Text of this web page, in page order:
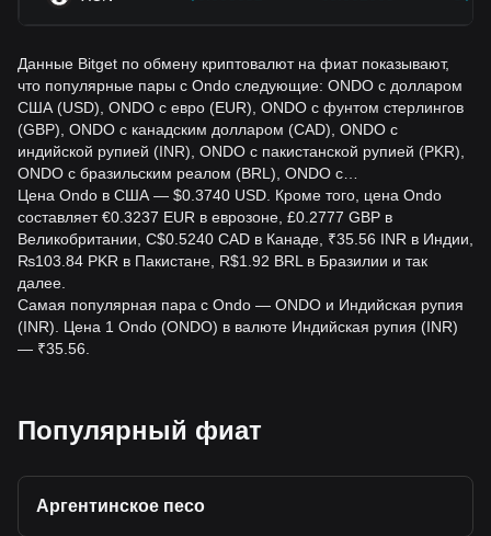
Данные Bitget по обмену криптовалют на фиат показывают,
что популярные пары с Ondo следующие: ONDO с долларом
США (USD), ONDO с евро (EUR), ONDO с фунтом стерлингов
(GBP), ONDO с канадским долларом (CAD), ONDO с
индийской рупией (INR), ONDO с пакистанской рупией (PKR),
ONDO с бразильским реалом (BRL), ONDO с…
Цена Ondo в США — $0.3740 USD. Кроме того, цена Ondo
составляет €0.3237 EUR в еврозоне, £0.2777 GBP в
Великобритании, C$0.5240 CAD в Канаде, ₹35.56 INR в Индии,
₨103.84 PKR в Пакистане, R$1.92 BRL в Бразилии и так
далее.
Самая популярная пара с Ondo — ONDO и Индийская рупия
(INR). Цена 1 Ondo (ONDO) в валюте Индийская рупия (INR)
— ₹35.56.
Популярный фиат
Аргентинское песо